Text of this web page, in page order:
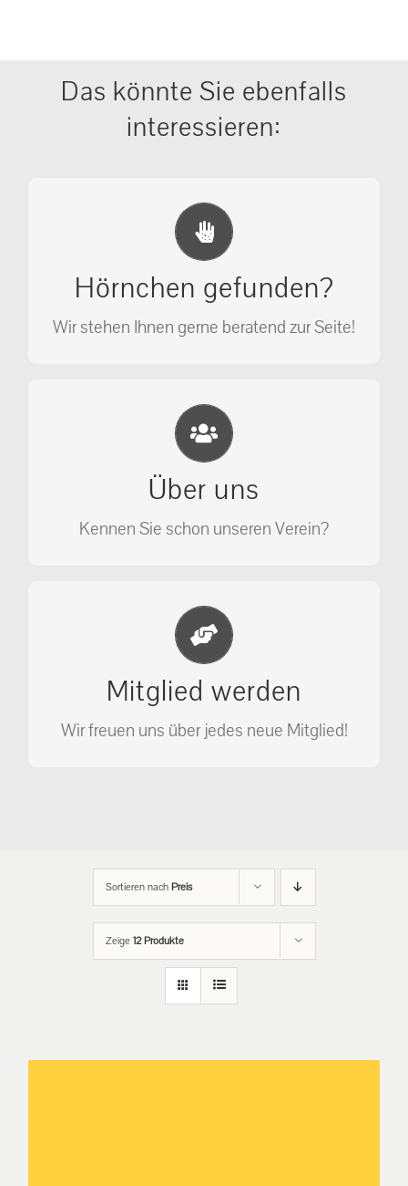
Das könnte Sie ebenfalls
interessieren:
Hörnchen gefunden?
Wir stehen Ihnen gerne beratend zur Seite!
Erste Hilfe Maßnahmen
Ihr Anruf kann Leben retten!
Über uns
Kennen Sie schon unseren Verein?
Eichhörnchen Schutz e.V.
Wir sehen nicht weg, wir retten!
Mitglied werden
Wir freuen uns über jedes neue Mitglied!
Jetzt Mitglied werden
Unterstützen Sie unseren Verein als
Mitglied.
MITGLIED WERDEN
Sortieren nach Preis
Zeige 12 Produkte